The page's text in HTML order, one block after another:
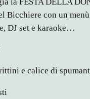
Bicchiere con un menù
DJ set e karaoke…
e calice di